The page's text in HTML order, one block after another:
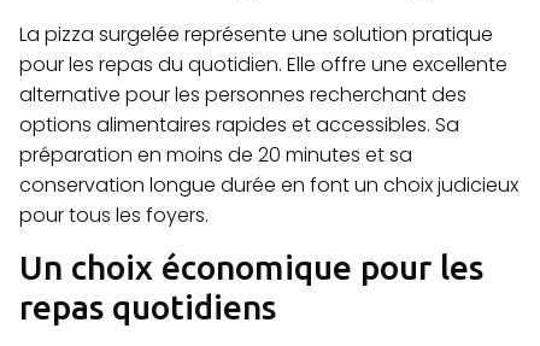
La pizza surgelée représente une solution pratique
pour les repas du quotidien. Elle offre une excellente
alternative pour les personnes recherchant des
options alimentaires rapides et accessibles. Sa
préparation en moins de 20 minutes et sa
conservation longue durée en font un choix judicieux
pour tous les foyers.
Un choix économique pour les
repas quotidiens